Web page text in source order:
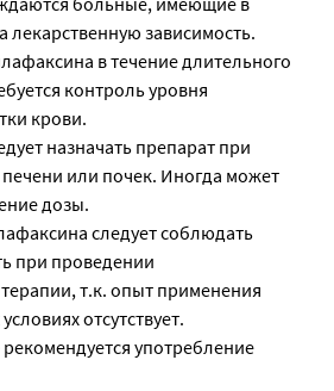
лекарственную зависимость.
в течение длительного
контроль уровня
крови.
назначать препарат при
или почек. Иногда может
дозы.
следует соблюдать
при проведении
т.к. опыт применения
отсутствует.
употребление